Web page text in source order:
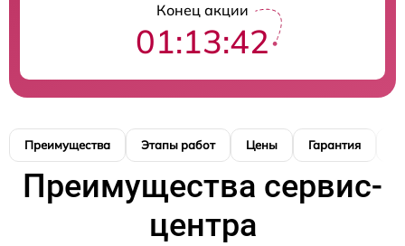
Конец акции
01:13:41
Преимущества Этапы работ Цены Гарантия
Преимущества сервис-
центра